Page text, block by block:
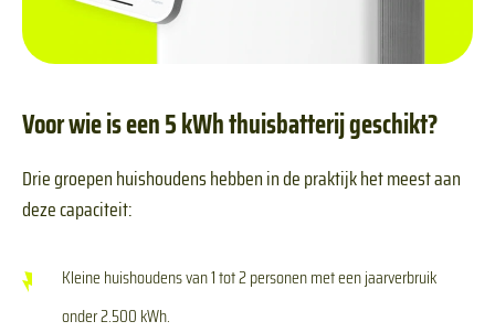
Voor wie is een 5 kWh thuisbatterij geschikt?
Drie groepen huishoudens hebben in de praktijk het meest aan
deze capaciteit:
Kleine huishoudens van 1 tot 2 personen met een jaarverbruik
onder 2.500 kWh.